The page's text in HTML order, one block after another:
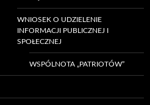
WNIOSEK O UDZIELENIE
INFORMACJI PUBLICZNEJ I
SPOŁECZNEJ
WSPÓLNOTA „PATRIOTÓW”